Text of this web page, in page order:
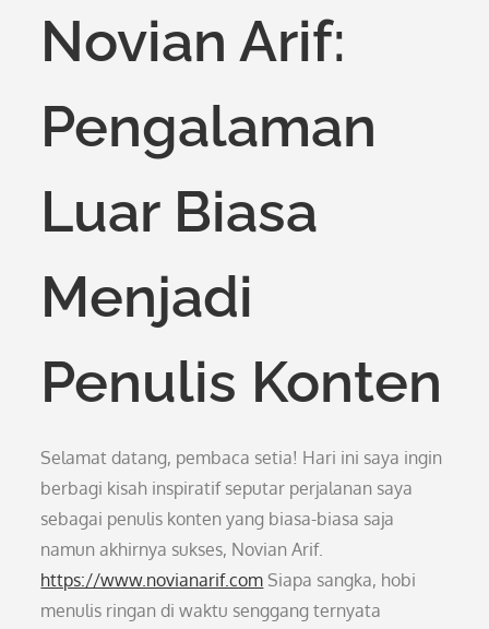
Novian Arif:
Pengalaman
Luar Biasa
Menjadi
Penulis Konten
Selamat datang, pembaca setia! Hari ini saya ingin
berbagi kisah inspiratif seputar perjalanan saya
sebagai penulis konten yang biasa-biasa saja
namun akhirnya sukses, Novian Arif.
https://www.novianarif.com Siapa sangka, hobi
menulis ringan di waktu senggang ternyata